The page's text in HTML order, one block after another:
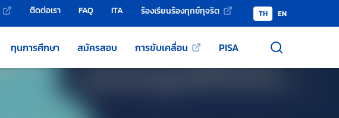
ติดต่อเรา FAQ ITA ร้องเรียนร้องทุกข์ทุจริต TH EN
ทุนการศึกษา สมัครสอบ การขับเคลื่อน PISA